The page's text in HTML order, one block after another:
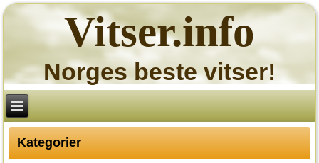
Vitser.info
Norges beste vitser!
Kategorier